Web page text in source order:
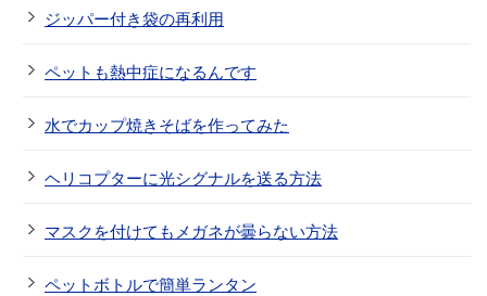
ジッパー付き袋の再利用
ペットも熱中症になるんです
水でカップ焼きそばを作ってみた
ヘリコプターに光シグナルを送る方法
マスクを付けてもメガネが曇らない方法
ペットボトルで簡単ランタン